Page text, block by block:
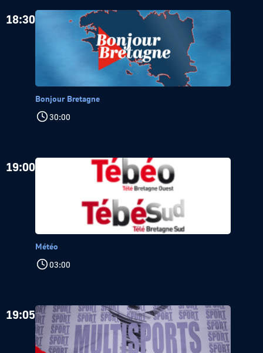
18:30
Bonjour Bretagne
30:00
19:00
Météo
03:00
19:05